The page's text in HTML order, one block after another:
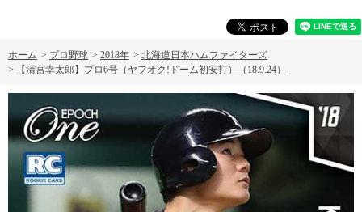
ホーム > プロ野球 > 2018年 > 北海道日本ハムファイターズ
>
【清宮幸太郎】プロ6号（ヤフオク!ドーム初安打）（18.9.24）